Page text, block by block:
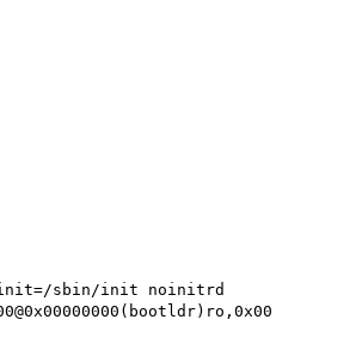
init=/sbin/init noinitrd